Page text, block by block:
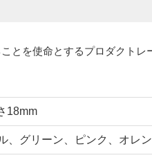
とを使命とするプロダクト
18mm
、グリーン、ピンク、オレ